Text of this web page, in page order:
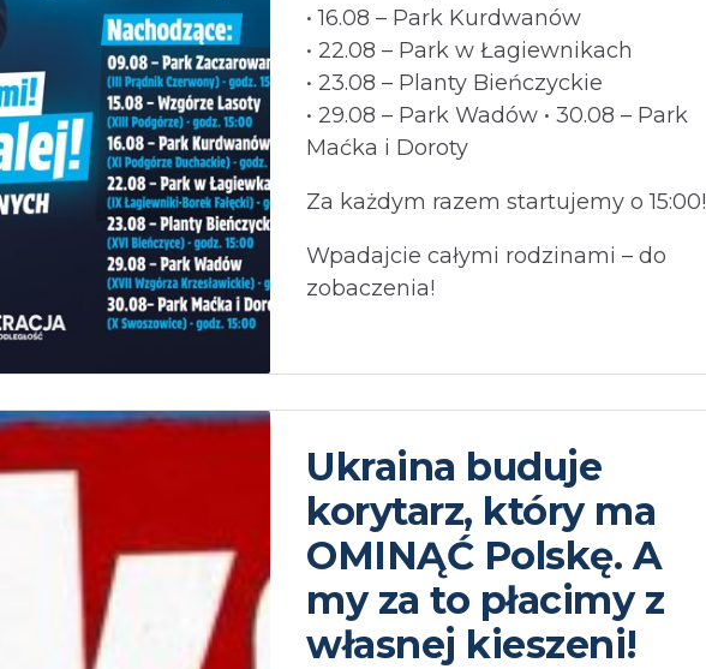
• 16.08 – Park Kurdwanów
• 22.08 – Park w Łagiewnikach
• 23.08 – Planty Bieńczyckie
• 29.08 – Park Wadów • 30.08 – Park
Maćka i Doroty
Za każdym razem startujemy o 15:00!
Wpadajcie całymi rodzinami – do
zobaczenia!
Ukraina buduje
korytarz, który ma
OMINĄĆ Polskę. A
my za to płacimy z
własnej kieszeni!